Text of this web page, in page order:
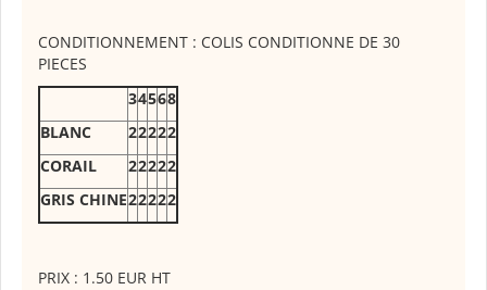
CONDITIONNEMENT : COLIS CONDITIONNE DE 30
PIECES
34568
BLANC
22222
CORAIL
22222
GRIS CHINE22222
PRIX : 1.50 EUR HT